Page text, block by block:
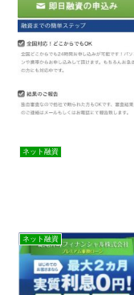
ネット融資
ネット融資